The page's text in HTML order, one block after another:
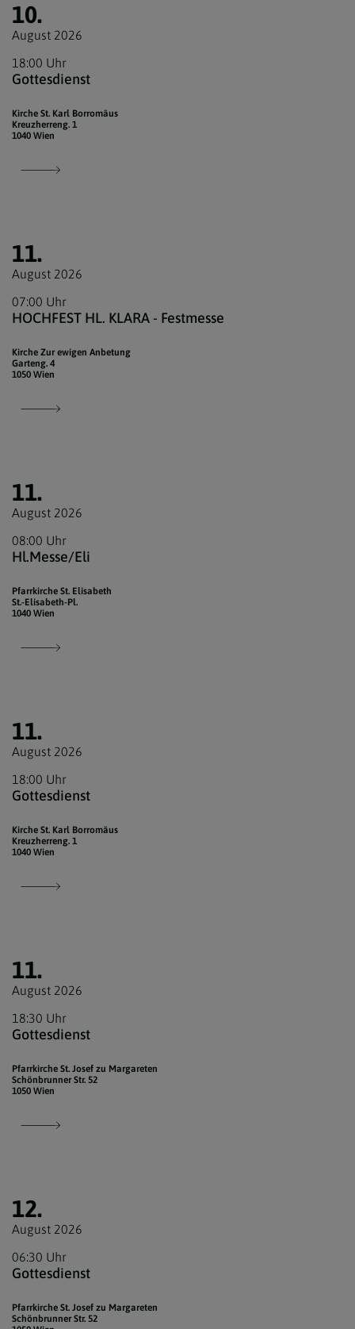
10.
August 2026
18:00 Uhr
Gottesdienst
Kirche St. Karl Borromäus
Kreuzherreng. 1
1040 Wien
11.
August 2026
07:00 Uhr
HOCHFEST HL. KLARA - Festmesse
Kirche Zur ewigen Anbetung
Garteng. 4
1050 Wien
11.
August 2026
08:00 Uhr
Hl.Messe/Eli
Pfarrkirche St. Elisabeth
St.-Elisabeth-Pl.
1040 Wien
11.
August 2026
18:00 Uhr
Gottesdienst
Kirche St. Karl Borromäus
Kreuzherreng. 1
1040 Wien
11.
August 2026
18:30 Uhr
Gottesdienst
Pfarrkirche St. Josef zu Margareten
Schönbrunner Str. 52
1050 Wien
12.
August 2026
06:30 Uhr
Gottesdienst
Pfarrkirche St. Josef zu Margareten
Schönbrunner Str. 52